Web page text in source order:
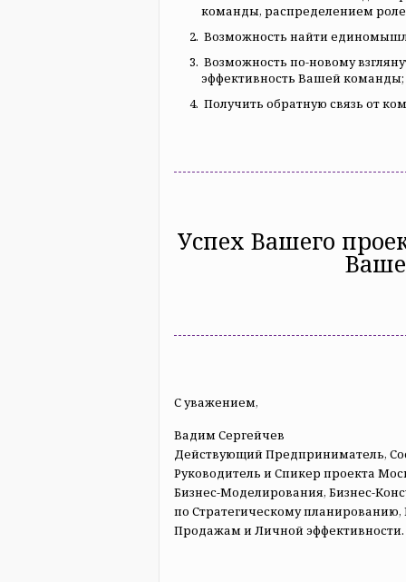
команды, распределением
Возможность найти
Возможность по-новому
эффективность Вашей команды;
Получить обратную связь от
Успех Вашего
С уважением,
Вадим Сергейчев
Действующий Предприниматель,
Руководитель и Спикер проекта
Бизнес-Моделирования, Бизнес-
по Стратегическому планированию,
Продажам и Личной эффективности.